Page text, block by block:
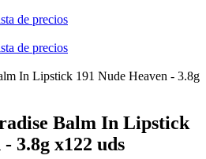
de precios
de precios
Balm In Lipstick
3.8g x122 uds